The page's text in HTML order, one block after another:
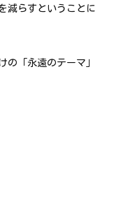
減らすということに
の「永遠のテーマ」